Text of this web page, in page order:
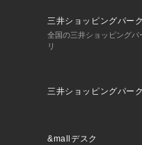
前部と後部がロッキングチ
【商品の購入にあたっての
ある場合がございます。ご
容内とさせていただいてお
三井ショッピングパー
全国の三井ショッピング
リ
三井ショッピングパー
&mallデスク